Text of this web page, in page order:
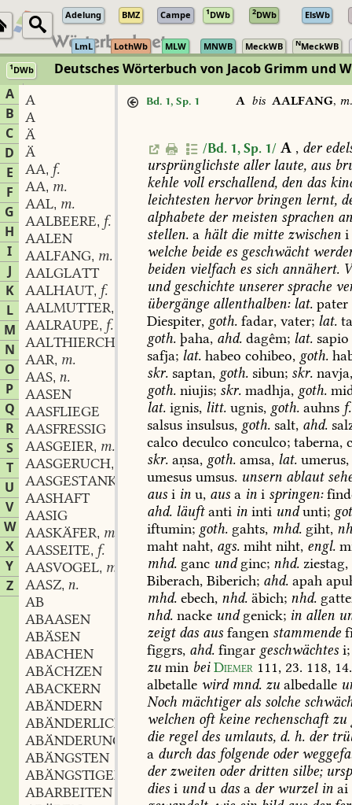
Adelung BMZ Campe 1DWb 2DWb ElsWb
LmL LothWb MLW MNWB MeckWB NMeckWB
1DWb Deutsches Wörterbuch von Jacob Grimm und
A
B
C
D
E
F
G
H
I
J
K
L
M
N
O
P
Q
R
S
T
U
V
W
X
Y
Z
A
A
Ä
Ä
AA, f.
AA, m.
AAL, m.
AALBEERE, f.
AALEN
AALFANG, m.
AALGLATT
AALHAUT, f.
AALMUTTER,
AALRAUPE, f.
AALTHIERCHEN
n.
AAR, m.
AAS, n.
AASEN
AASFLIEGE
AASFRESSIG
AASGEIER, m.
AASGERUCH,
AASGESTANK
AASHAFT
AASIG
AASKÄFER, m.
AASSEITE, f.
AASVOGEL, m.
AASZ, n.
AB
ABAASEN
ABÄSEN
ABACHEN
ABÄCHZEN
ABACKERN
ABÄNDERN
ABÄNDERLICH
ABÄNDERUNG
ABÄNGSTEN
ABÄNGSTIGEN
ABARBEITEN
Bd. 1, Sp. 1 Abis AALFANG, m.
/Bd. 1, Sp. 1/ A , der
ursprünglichste allerlaute, aus
kehle vollerschallend, den das
leichtesten hervorbringen lernt,
alphabete dermeisten sprachen
stellen. a hältdie mitte zwischen i
welche beide es geschwächt
beiden vielfach es sich annähert.
undgeschichte unserersprache
übergänge allenthalben:lat. pater
Diespiter, goth. fadar, vater; lat.
goth. þaha, ahd. dagêm; lat. sapio
safja; lat. habeo cohibeo, goth.
skr. saptan, goth. sibun; skr.
goth. niujis; skr. madhja, goth.
lat. ignis, litt. ugnis, goth. auhns f.
salsus insulsus, goth. salt, ahd.
calco deculco conculco; taberna,
skr. aṇsa, goth. amsa, lat. umerus,
umesus umsus. unsern ablaut
aus i in u, aus a in i springen:
ahd. läuftanti in inti undunti;
iftumin; goth. gahts, mhd. giht,
maht naht, ags. miht niht, engl.
mhd. ganc undginc; nhd. ziestag,
Biberach, Biberich; ahd. apah
mhd. ebech, nhd. äbich; nhd.
nhd. nacke undgenick; in allen
zeigtdas aus fangen stammende
figgrs, ahd. fingar geschwächtes i;
zu min bei Diemer 111, 23. 118, 14.
albetalle wirdmnd. zu albedalle
Noch mächtigerals solche
welchen oftkeine rechenschaftzu
die regeldes umlauts, d. h. der
a durch das folgende oder
derzweiten oderdritten silbe;
dies i undu das a derwurzelin ai